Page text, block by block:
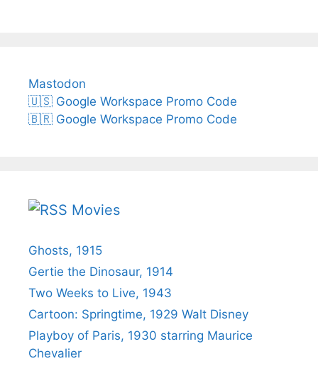
Mastodon
🇺🇸 Google Workspace Promo Code
🇧🇷 Google Workspace Promo Code
Movies
Ghosts, 1915
Gertie the Dinosaur, 1914
Two Weeks to Live, 1943
Cartoon: Springtime, 1929 Walt Disney
Playboy of Paris, 1930 starring Maurice
Chevalier